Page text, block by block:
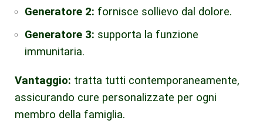
Generatore 2: fornisce sollievo dal dolore.
Generatore 3: supporta la funzione
immunitaria.
Vantaggio: tratta tutti contemporaneamente,
assicurando cure personalizzate per ogni
membro della famiglia.